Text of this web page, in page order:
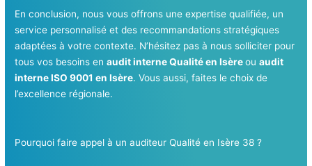
En conclusion, nous vous offrons une expertise qualifiée, un
service personnalisé et des recommandations stratégiques
adaptées à votre contexte. N’hésitez pas à nous solliciter pour
tous vos besoins enaudit interne Qualité en Isèreouaudit
interne ISO 9001 en Isère. Vous aussi, faites le choix de
l’excellence régionale.
Pourquoi faire appel à un auditeur Qualité en Isère 38 ?